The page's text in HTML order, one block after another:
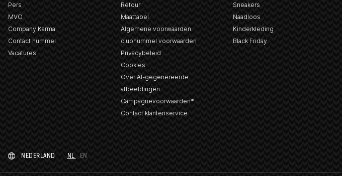
Pers
MVO
Company Karma
Contact hummel
Vacatures
Retour
Maattabel
Algemene voorwaarden
clubhummel voorwaarden
Privacybeleid
Cookies
Over AI-gegenereerde
afbeeldingen
Campagnevoorwaarden*
Contact klantenservice
Sneakers
Naadloos
Kinderkleding
Black Friday
NEDERLAND NL EN